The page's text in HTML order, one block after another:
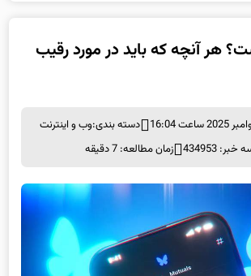
هر آنچه که باید در مورد رقیب
دسته بندی:وب و اينترنت
434953
زمان مطالعه: 7 دقیقه